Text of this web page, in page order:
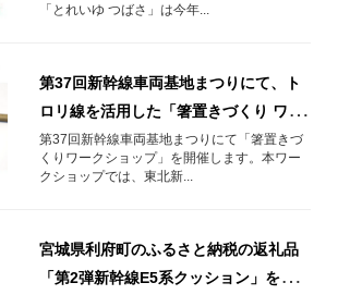
「とれいゆ つばさ」は今年...
第37回新幹線車両基地まつりにて、ト
ロリ線を活用した「箸置きづくり ワー
クショップ」を開催！
第37回新幹線車両基地まつりにて「箸置きづ
くりワークショップ」を開催します。本ワー
クショップでは、東北新...
宮城県利府町のふるさと納税の返礼品
「第2弾新幹線E5系クッション」をご